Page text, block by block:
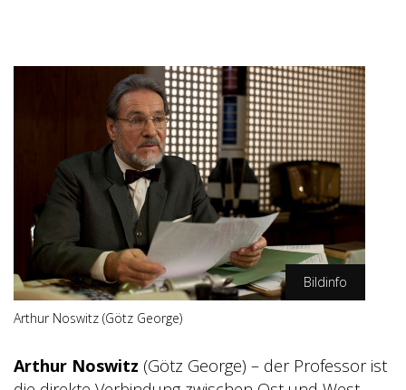
Bildinfo
Arthur Noswitz (Götz George)
Arthur Noswitz (Götz George) – der Professor ist